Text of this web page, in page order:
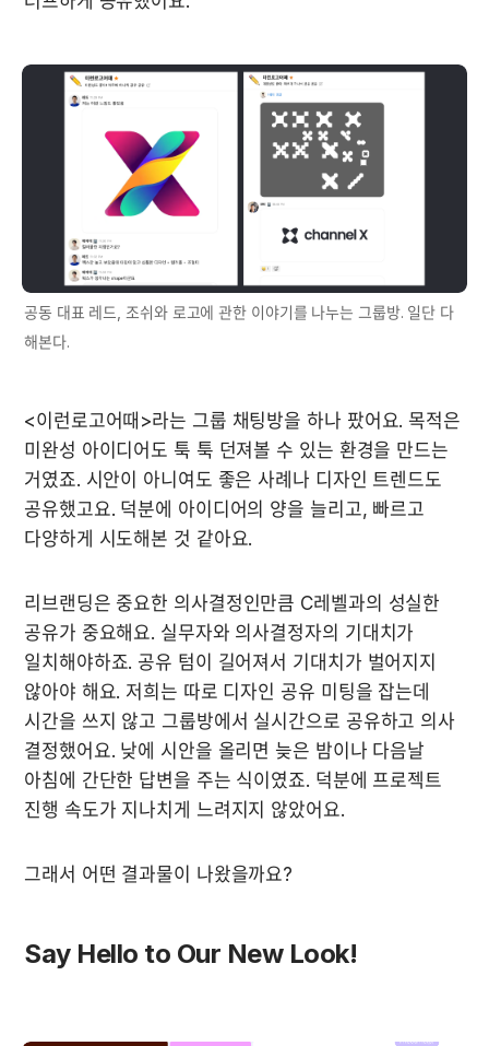
공동 대표 레드, 조쉬와 로고에 관한 이야기를 나누는 그룹방. 일단 다
해본다.
<이런로고어때>라는 그룹 채팅방을 하나 팠어요. 목적은
미완성 아이디어도 툭 툭 던져볼 수 있는 환경을 만드는
거였죠. 시안이 아니여도 좋은 사례나 디자인 트렌드도
공유했고요. 덕분에 아이디어의 양을 늘리고, 빠르고
다양하게 시도해본 것 같아요.
리브랜딩은 중요한 의사결정인만큼 C레벨과의 성실한
공유가 중요해요. 실무자와 의사결정자의 기대치가
일치해야하죠. 공유 텀이 길어져서 기대치가 벌어지지
않아야 해요. 저희는 따로 디자인 공유 미팅을 잡는데
시간을 쓰지 않고 그룹방에서 실시간으로 공유하고 의사
결정했어요. 낮에 시안을 올리면 늦은 밤이나 다음날
아침에 간단한 답변을 주는 식이였죠. 덕분에 프로젝트
진행 속도가 지나치게 느려지지 않았어요.
그래서 어떤 결과물이 나왔을까요?
Say Hello to Our New Look!